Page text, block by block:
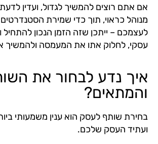
אם אתם רוצים להמשיך לגדול, ועדין
מנוהל כראוי, תוך כדי שמירת
לעצמכם – ייתכן שזה הזמן הנכון
עסקי, לחלוק אתו את המעמסה ולהמשיך
איך נדע לבחור את
והמתאים?
בחירת שותף לעסק הוא ענין משמעותי
ועתיד העסק שלכם.